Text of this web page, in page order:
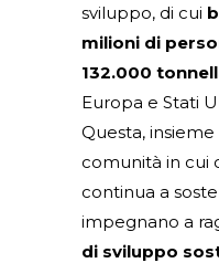
sviluppo, di cui
milioni di
132.000
Europa e Stati
Questa,
comunità in cui
continua a
impegnano a
di sviluppo